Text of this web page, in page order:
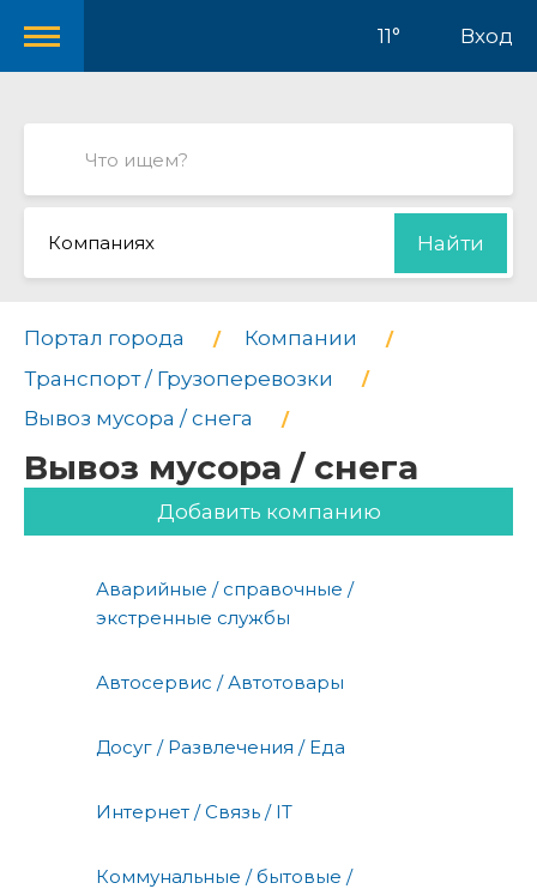
11° Вход
Компаниях Найти
Портал города
Компании
Транспорт / Грузоперевозки
Вывоз мусора / снега
Вывоз мусора / снега
Добавить компанию
Аварийные / справочные /
экстренные службы
Автосервис / Автотовары
Досуг / Развлечения / Еда
Интернет / Связь / IT
Коммунальные / бытовые /